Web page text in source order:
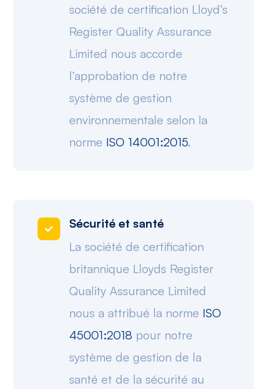
société de certification Lloyd’s
Register Quality Assurance
Limited nous accorde
l’approbation de notre
système de gestion
environnementale selon la
norme ISO 14001:2015.
Sécurité et santé
La société de certification
britannique Lloyds Register
Quality Assurance Limited
nous a attribué la norme ISO
45001:2018 pour notre
système de gestion de la
santé et de la sécurité au